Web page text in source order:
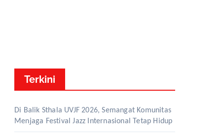
Terkini
Di Balik Sthala UVJF 2026, Semangat Komunitas
Menjaga Festival Jazz Internasional Tetap Hidup